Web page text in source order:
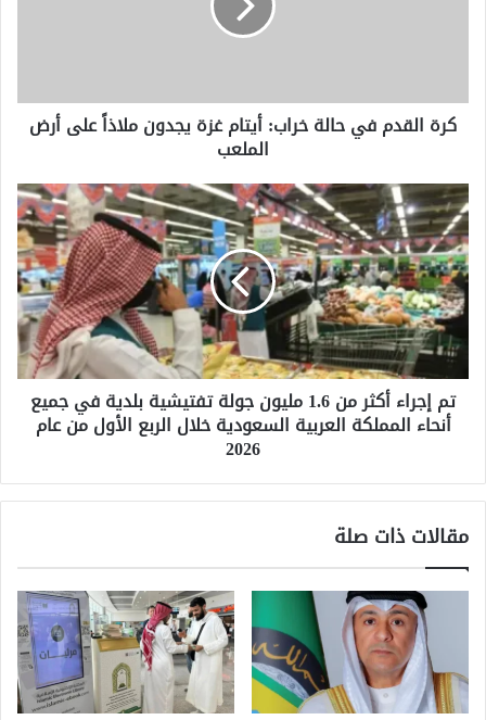
ملاذاً
على
كرة القدم في حالة خراب: أيتام غزة يجدون ملاذاً على أرض
الملعب
تم
إجراء
أكثر
من
1.6
مليون
جولة
تفتيشية
بلدية
في
جميع
العربية
خلال
تم إجراء أكثر من 1.6 مليون جولة تفتيشية بلدية في جميع
أنحاء المملكة العربية السعودية خلال الربع الأول من عام
2026
مقالات ذات صلة